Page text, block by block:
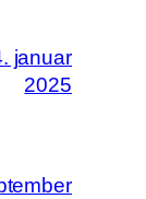
januar
2025